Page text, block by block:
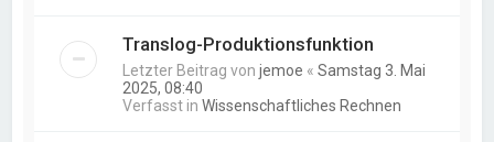
Translog-Produktionsfunktion
Letzter Beitrag vonjemoe «Samstag 3. Mai
2025, 08:40
Verfasst inWissenschaftliches Rechnen